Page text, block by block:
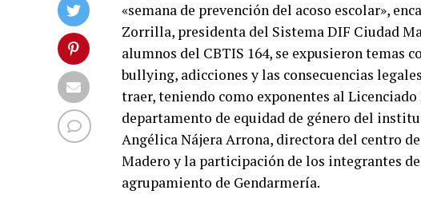
«semana de prevención del acoso escolar»,
Zorrilla, presidenta del Sistema DIF Ciudad
alumnos del CBTIS 164, se expusieron temas
bullying, adicciones y las consecuencias
traer, teniendo como exponentes al
departamento de equidad de género del
Angélica Nájera Arrona, directora del centro
Madero y la participación de los integrantes
agrupamiento de Gendarmería.